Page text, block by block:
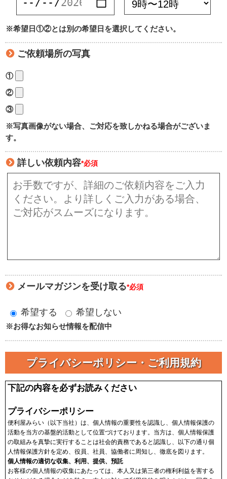
※希望日①②とは別の希望日を選択してください。
ご依頼場所の写真
①
②
③
※写真画像がない場合、ご対応を致しかねる場合がございま
す。
詳しい依頼内容*必須
メールマガジンを受け取る*必須
希望する 希望しない
※お得なお知らせ情報を配信中
プライバシーポリシー・ご利用規約
下記の内容を必ずお読みください
プライバシーポリシー
便利屋みらい（以下当社）は、個人情報の重要性を認識し、個人情報保護の
活動を当方の基盤的活動として位置づけております。当方は、個人情報保護
の取組みを真摯に実行することは社会的責務であると認識し、以下の通り個
人情報保護方針を定め、役員、社員、協働者に周知し、徹底を図ります。
個人情報の適切な収集、利用、提供、預託
お客様の個人情報の収集にあたっては、本人又は第三者の権利利益を害する